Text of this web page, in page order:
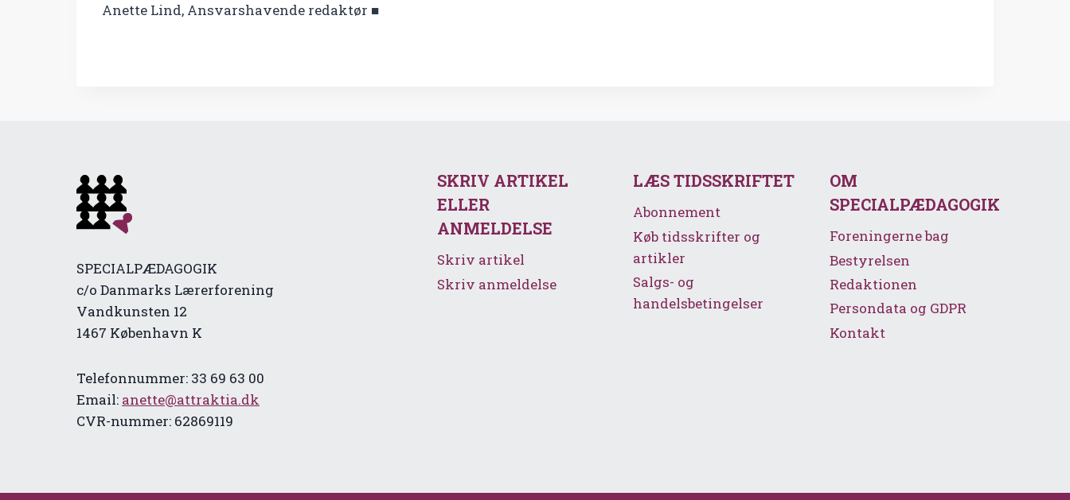
Anette Lind, Ansvarshavende redaktør ■
SPECIALPÆDAGOGIK
c/o Danmarks Lærerforening
Vandkunsten 12
1467 København K
Telefonnummer: 33 69 63 00
Email: anette@attraktia.dk
CVR-nummer: 62869119
SKRIV ARTIKEL
ELLER
ANMELDELSE
Skriv artikel
Skriv anmeldelse
LÆS TIDSSKRIFTET
Abonnement
Køb tidsskrifter og
artikler
Salgs- og
handelsbetingelser
OM
SPECIALPÆDAGOGIK
Foreningerne bag
Bestyrelsen
Redaktionen
Persondata og GDPR
Kontakt